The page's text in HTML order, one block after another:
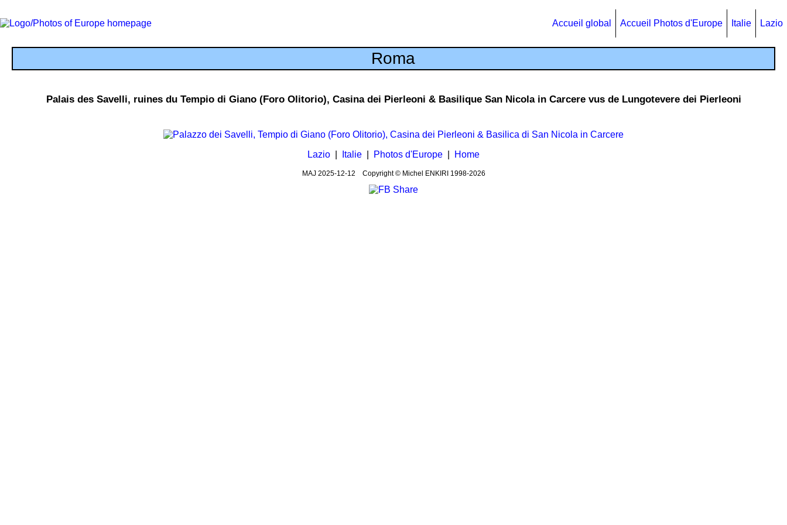
Accueil global Accueil Photos d'Europe Italie Lazio
Roma
Palais des Savelli, ruines du Tempio di Giano (Foro Olitorio), Casina dei Pierleoni & Basilique San Nicola in Carcere vus de Lungotevere dei Pierleoni
Lazio Italie Photos d'Europe Home
MAJ 2025-12-12 Copyright © Michel ENKIRI 1998-2026